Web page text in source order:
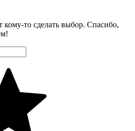
то сделать выбор. Спасибо,